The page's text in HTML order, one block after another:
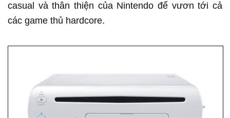
casual và thân thiện của Nintendo để vươn tới cả
các game thủ hardcore.